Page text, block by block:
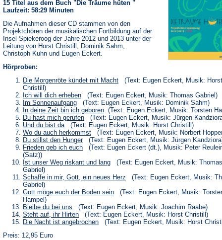
15 Titel aus dem Buch "Die Träume hüten "
Laufzeit: 58:29 Minuten
Die Aufnahmen dieser CD stammen von den
Projektchören der musikalischen Fortbildung auf der
Insel Spiekeroog der Jahre 2012 und 2013 unter der
Leitung von Horst Christill, Dominik Sahm,
Christoph Kuhn und Eugen Eckert.
Hörproben:
Die Morgenröte kündet mit Macht(Öffnet
einem
neuen
Tab)
(Text: Eugen Eckert, Musik: Horst
Christill)
Ich will dich erheben(Öffnet
in
einem
neuen
Tab)
(Text: Eugen Eckert, Musik: Thomas Gabriel)
Im Sonnenaufgang(Öffnet
in
einem
neuen
Tab)
(Text: Eugen Eckert, Musik: Dominik Sahm)
In deine Zeit bin ich geboren(Öffnet
in
einem
neuen
Tab)
(Text: Eugen Eckert, Musik: Torsten
Du hast mich gerufen(Öffnet
in
einem
neuen
Tab)
(Text: Eugen Eckert, Musik: Jürgen
Und du bist da(Öffnet
in
einem
neuen
Tab)
(Text: Eugen Eckert, Musik: Horst Christill)
Wo du auch herkommst(Öffnet
in
einem
Tab)
(Text: Eugen Eckert, Musik: Norbert
Du stillst den Hunger(Öffnet
in
einem
neuen
Tab)
(Text: Eugen Eckert, Musik: Jürgen
Frieden geb ich euch(Öffnet
einem
neuen
Tab)
(Text: Eugen Eckert (dt.), Musik: Peter
(Satz))
Ist unser Weg riskant und lang(Öffnet
einem
neuen
Tab)
(Text: Eugen Eckert, Musik: Thomas
Gabriel)
Schaffe in mir, Gott, ein neues Herz (Öffnet
einem
Tab)
(Text: Eugen Eckert, Musik:
Gabriel)
Gott möge euch der Boden sein(Öffnet
einem
neuen
Tab)
(Text: Eugen Eckert, Musik:
Hampel)
Bleibe du bei uns (Öffnet
in
einem
neuen
(Text: Eugen Eckert, Musik: Joachim Raabe)
Steht auf, ihr Hirten(Öffnet
in
(Text: Eugen Eckert, Musik: Horst Christill)
Die Nacht ist angebrochen(Öffnet
(Text: Eugen Eckert, Musik: Horst
Preis: 12,95 Euro